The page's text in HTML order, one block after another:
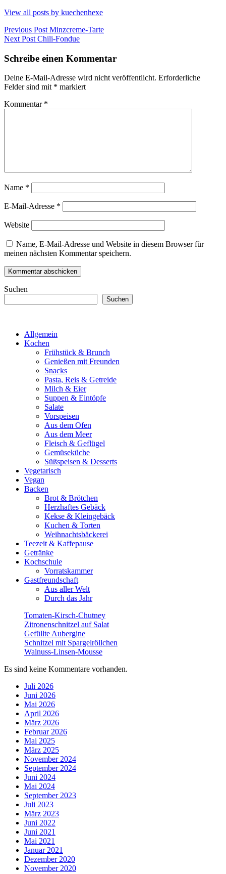
View all posts by kuechenhexe
Beitragsnavigation
Previous Post Minzcreme-Tarte
Next Post Chili-Fondue
Schreibe einen Kommentar
Deine E-Mail-Adresse wird nicht veröffentlicht. Erforderliche
Felder sind mit * markiert
Kommentar *
Name *
E-Mail-Adresse *
Website
Name, E-Mail-Adresse und Website in diesem Browser für
meinen nächsten Kommentar speichern.
Suchen
Suchen
Allgemein
Kochen
Frühstück & Brunch
Genießen mit Freunden
Snacks
Pasta, Reis & Getreide
Milch & Eier
Suppen & Eintöpfe
Salate
Vorspeisen
Aus dem Ofen
Aus dem Meer
Fleisch & Geflügel
Gemüseküche
Süßspeisen & Desserts
Vegetarisch
Vegan
Backen
Brot & Brötchen
Herzhaftes Gebäck
Kekse & Kleingebäck
Kuchen & Torten
Weihnachtsbäckerei
Teezeit & Kaffepause
Getränke
Kochschule
Vorratskammer
Gastfreundschaft
Aus aller Welt
Durch das Jahr
Tomaten-Kirsch-Chutney
Zitronenschnitzel auf Salat
Gefüllte Aubergine
Schnitzel mit Spargelröllchen
Walnuss-Linsen-Mousse
Es sind keine Kommentare vorhanden.
Juli 2026
Juni 2026
Mai 2026
April 2026
März 2026
Februar 2026
Mai 2025
März 2025
November 2024
September 2024
Juni 2024
Mai 2024
September 2023
Juli 2023
März 2023
Juni 2022
Juni 2021
Mai 2021
Januar 2021
Dezember 2020
November 2020